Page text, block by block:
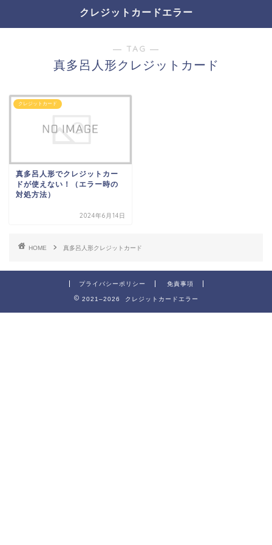
クレジットカードエラー
― TAG ―
真多呂人形クレジットカード
クレジットカード
真多呂人形でクレジットカー
ドが使えない！（エラー時の
対処方法）
2024年6月14日
HOME 真多呂人形クレジットカード
プライバシーポリシー 免責事項
2021–2026 クレジットカードエラー